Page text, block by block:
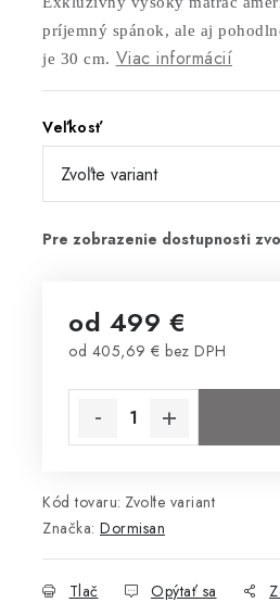
príjemný spánok, ale aj
je 30 cm. Viac informácií
Veľkosť
od 499 €
od 405,69 € bez DPH
Kód tovaru: Zvoľte variant
Značka: Dormisan
Tlač Opýtať sa